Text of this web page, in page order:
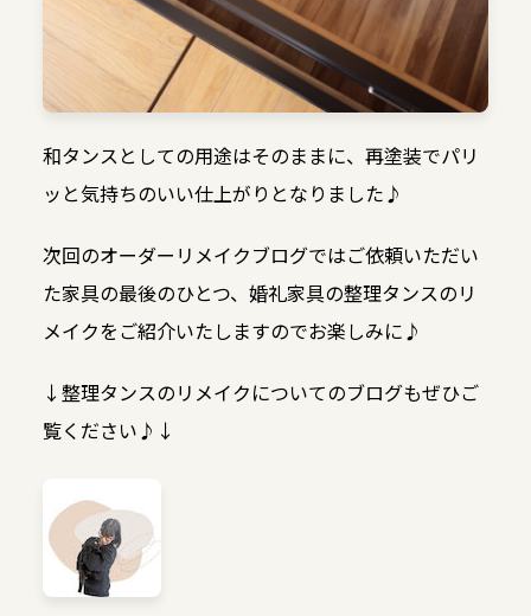
和タンスとしての用途はそのままに、再塗装でパリ
ッと気持ちのいい仕上がりとなりました♪
次回のオーダーリメイクブログではご依頼いただい
た家具の最後のひとつ、婚礼家具の整理タンスのリ
メイクをご紹介いたしますのでお楽しみに♪
↓整理タンスのリメイクについてのブログもぜひご
覧ください♪↓